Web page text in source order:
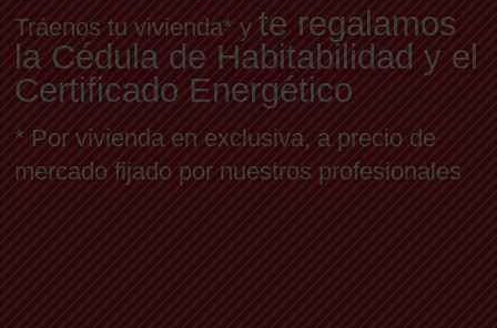
Tráenos tu vivienda* yte regalamos
la Cédula de Habitabilidad y el
Certificado Energético
* Por vivienda en exclusiva, a precio de
mercado fijado por nuestros profesionales